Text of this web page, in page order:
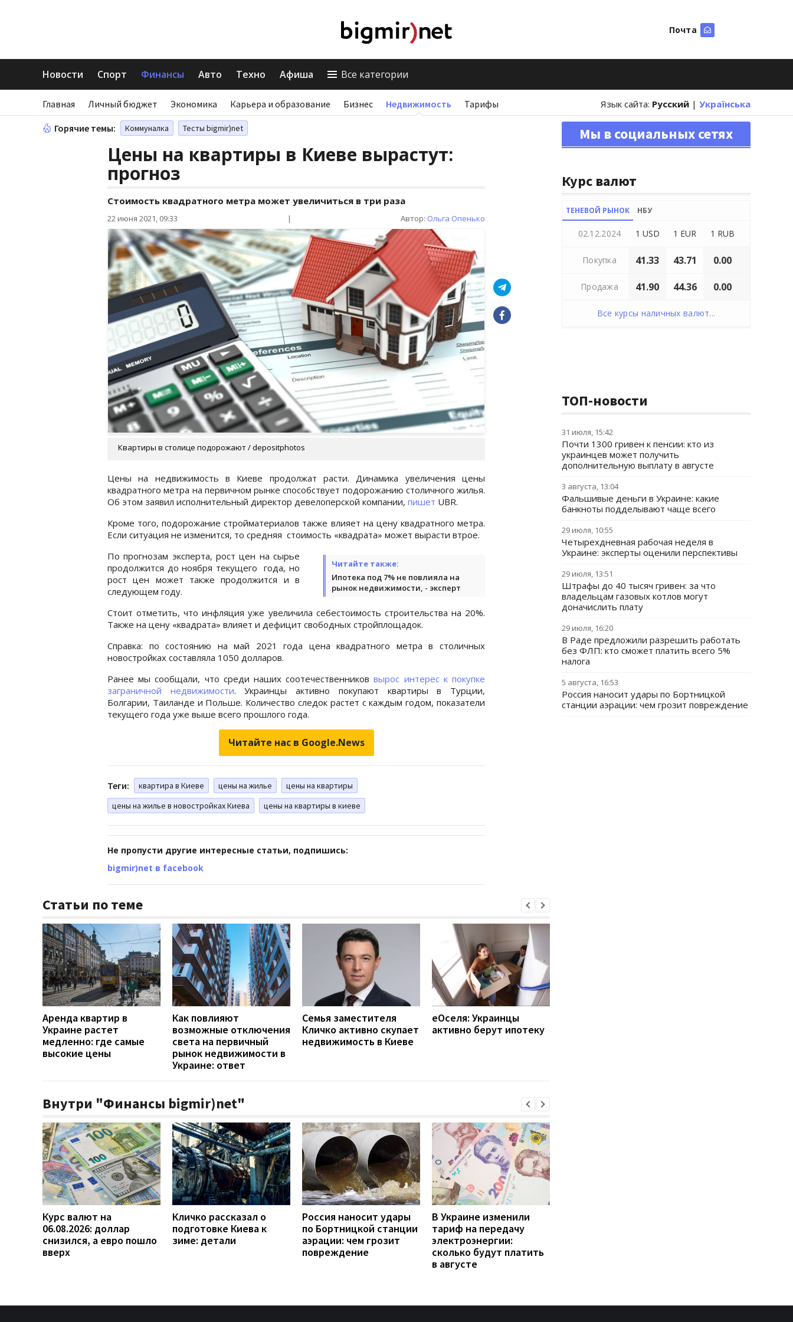
Почта
Новости Спорт Финансы Авто Техно Афиша Все категории
Главная Личный бюджет Экономика Карьера и образование Бизнес Недвижимость Тарифы Язык сайта: Русский | Українська
Горячие темы: Коммуналка Тесты bigmir)net
Цены на квартиры в Киеве вырастут:
прогноз
Стоимость квадратного метра может увеличиться в три раза
22 июня 2021, 09:33 | Автор: Ольга Опенько
Квартиры в столице подорожают / depositphotos
Цены на недвижимость в Киеве продолжат расти. Динамика увеличения цены
квадратного метра на первичном рынке способствует подорожанию столичного жилья.
Об этом заявил исполнительный директор девелоперской компании, пишет UBR.
Кроме того, подорожание стройматериалов также влияет на цену квадратного метра.
Если ситуация не изменится, то средняя стоимость «квадрата» может вырасти втрое.
Читайте также:
Ипотека под 7% не повлияла на
рынок недвижимости, - эксперт
По прогнозам эксперта, рост цен на сырье
продолжится до ноября текущего года, но
рост цен может также продолжится и в
следующем году.
Стоит отметить, что инфляция уже увеличила себестоимость строительства на 20%.
Также на цену «квадрата» влияет и дефицит свободных стройплощадок.
Справка: по состоянию на май 2021 года цена квадратного метра в столичных
новостройках составляла 1050 долларов.
Ранее мы сообщали, что среди наших соотечественниковвырос интерес к покупке
заграничной недвижимости. Украинцы активно покупают квартиры в Турции,
Болгарии, Таиланде и Польше. Количество следок растет с каждым годом, показатели
текущего года уже выше всего прошлого года.
Читайте нас в Google.News
Теги: квартира в Киеве цены на жилье
цены на квартиры
цены на жилье в новостройках Киева
цены на квартиры в киеве
Не пропусти другие интересные статьи, подпишись:
bigmir)net в facebook
Статьи по теме
Аренда квартир в
Украине растет
медленно: где самые
высокие цены
Как повлияют
возможные отключения
света на первичный
рынок недвижимости в
Украине: ответ
Семья заместителя
Кличко активно скупает
недвижимость в Киеве
еОселя: Украинцы
активно берут ипотеку
Внутри "Финансы bigmir)net"
Курс валют на
06.08.2026: доллар
снизился, а евро пошло
вверх
Кличко рассказал о
подготовке Киева к
зиме: детали
Россия наносит удары
по Бортницкой станции
аэрации: чем грозит
повреждение
В Украине изменили
тариф на передачу
электроэнергии:
сколько будут платить
в августе
Мы в социальных сетях
Курс валют
ТЕНЕВОЙ РЫНОК НБУ
02.12.2024 1 USD 1 EUR 1 RUB
Покупка 41.33 43.71 0.00
Продажа 41.90 44.36 0.00
Все курсы наличных валют...
ТОП-новости
31 июля, 15:42
Почти 1300 гривен к пенсии: кто из
украинцев может получить
дополнительную выплату в августе
3 августа, 13:04
Фальшивые деньги в Украине: какие
банкноты подделывают чаще всего
29 июля, 10:55
Четырехдневная рабочая неделя в
Украине: эксперты оценили перспективы
29 июля, 13:51
Штрафы до 40 тысяч гривен: за что
владельцам газовых котлов могут
доначислить плату
29 июля, 16:20
В Раде предложили разрешить работать
без ФЛП: кто сможет платить всего 5%
налога
5 августа, 16:53
Россия наносит удары по Бортницкой
станции аэрации: чем грозит повреждение